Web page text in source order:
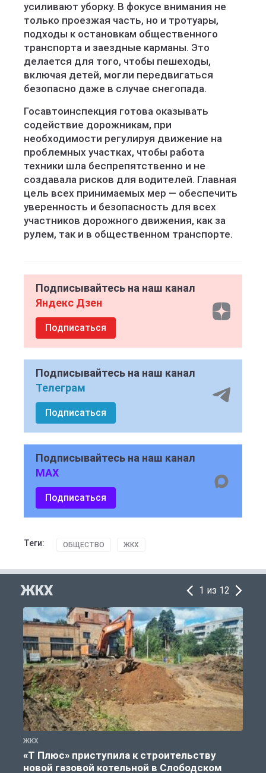
усиливают уборку. В фокусе внимания не
только проезжая часть, но и тротуары,
подходы к остановкам общественного
транспорта и заездные карманы. Это
делается для того, чтобы пешеходы,
включая детей, могли передвигаться
безопасно даже в случае снегопада.
Госавтоинспекция готова оказывать
содействие дорожникам, при
необходимости регулируя движение на
проблемных участках, чтобы работа
техники шла беспрепятственно и не
создавала рисков для водителей. Главная
цель всех принимаемых мер — обеспечить
уверенность и безопасность для всех
участников дорожного движения, как за
рулем, так и в общественном транспорте.
Подписывайтесь на наш канал
Яндекс Дзен
Подписаться
Подписывайтесь на наш канал
Телеграм
Подписаться
Подписывайтесь на наш канал
MAX
Подписаться
Теги: ОБЩЕСТВО ЖКХ
ЖКХ 1 из 12
ЖКХ
«Т Плюс» приступила к строительству
новой газовой котельной в Слободском